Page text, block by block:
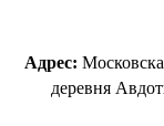
Адрес:
деревня